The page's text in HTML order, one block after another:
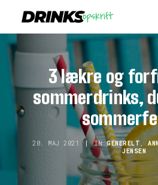
ROM
WHISKEY
3 lækre og
sommerdrinks,
20. MAJ 2021 | INGENERELT ,
JENSEN